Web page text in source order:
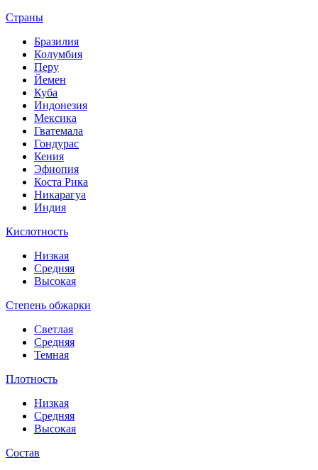
Страны
Бразилия
Колумбия
Перу
Йемен
Куба
Индонезия
Мексика
Гватемала
Гондурас
Кения
Эфиопия
Коста Рика
Никарагуа
Индия
Кислотность
Низкая
Средняя
Высокая
Степень обжарки
Светлая
Средняя
Темная
Плотность
Низкая
Средняя
Высокая
Состав